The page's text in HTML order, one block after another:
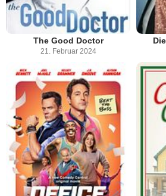
The Good Doctor
21. Februar 2024